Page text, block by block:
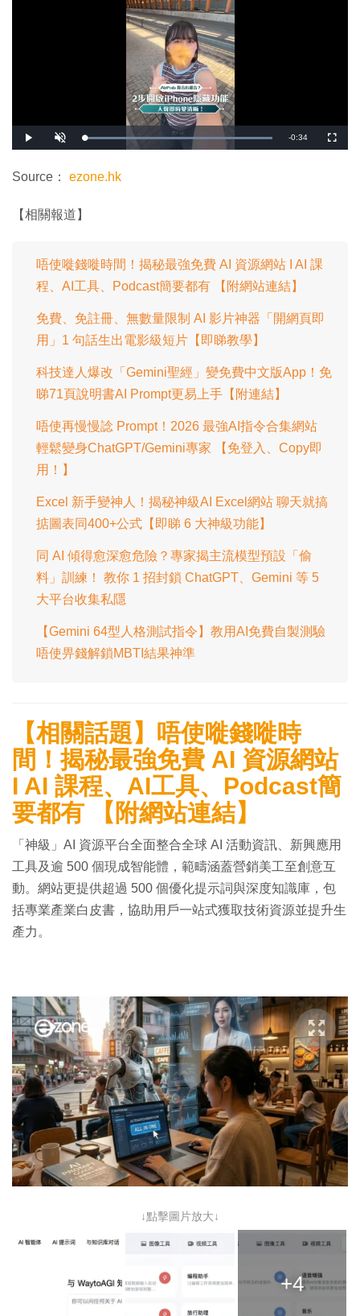
播
放
開
啟
載
入
剩
-0:34
全
螢
Source： ezone.hk
【相關報道】
唔使嘥錢嘥時間！揭秘最強免費 AI 資源網站 I AI 課
程、AI工具、Podcast簡要都有 【附網站連結】
免費、免註冊、無數量限制 AI 影片神器「開網頁即
用」1 句話生出電影級短片【即睇教學】
科技達人爆改「Gemini聖經」變免費中文版App！免
睇71頁說明書AI Prompt更易上手【附連結】
唔使再慢慢諗 Prompt！2026 最強AI指令合集網站
輕鬆變身ChatGPT/Gemini專家 【免登入、Copy即
用！】
Excel 新手變神人！揭秘神級AI Excel網站 聊天就搞
掂圖表同400+公式【即睇 6 大神級功能】
同 AI 傾得愈深愈危險？專家揭主流模型預設「偷
料」訓練！ 教你 1 招封鎖 ChatGPT、Gemini 等 5
大平台收集私隱
【Gemini 64型人格測試指令】教用AI免費自製測驗
唔使畀錢解鎖MBTI結果神準
【相關話題】唔使嘥錢嘥時
間！揭秘最強免費 AI 資源網站
I AI 課程、AI工具、Podcast簡
要都有 【附網站連結】
「神級」AI 資源平台全面整合全球 AI 活動資訊、新興應用
工具及逾 500 個現成智能體，範疇涵蓋營銷美工至創意互
動。網站更提供超過 500 個優化提示詞與深度知識庫，包
括專業產業白皮書，協助用戶一站式獲取技術資源並提升生
產力。
↓點擊圖片放大↓
+4